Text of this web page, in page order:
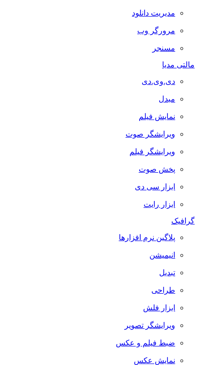
مدیریت دانلود
مرورگر وب
مسنجر
مالتی مدیا
دی.وی.دی
مبدل
نمایش فیلم
ویرایشگر صوت
ویرایشگر فیلم
پخش صوت
ابزار سی دی
ابزار رایت
گرافیک
پلاگین نرم افزارها
انیمیشن
تبدیل
طراحی
ابزار فلش
ویرایشگر تصویر
ضبط فيلم و عكس
نمایش عکس